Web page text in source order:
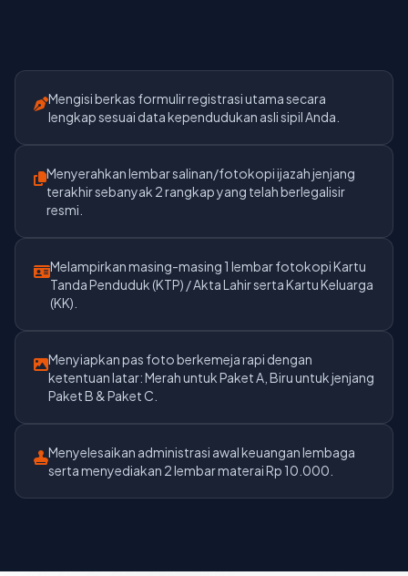
Mengisi berkas formulir registrasi utama secara
lengkap sesuai data kependudukan asli sipil Anda.
Menyerahkan lembar salinan/fotokopi ijazah jenjang
terakhir sebanyak 2 rangkap yang telah berlegalisir
resmi.
Melampirkan masing-masing 1 lembar fotokopi Kartu
Tanda Penduduk (KTP) / Akta Lahir serta Kartu Keluarga
(KK).
Menyiapkan pas foto berkemeja rapi dengan
ketentuan latar: Merah untuk Paket A, Biru untuk jenjang
Paket B & Paket C.
Menyelesaikan administrasi awal keuangan lembaga
serta menyediakan 2 lembar materai Rp 10.000.